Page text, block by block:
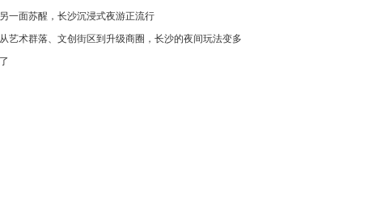
另一面苏醒，长沙沉浸式夜游正流行
从艺术群落、文创街区到升级商圈，长沙的夜间玩法变多
了